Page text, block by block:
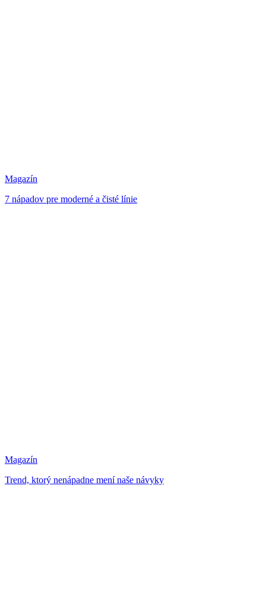
Magazín
7 nápadov pre moderné a čisté línie
Magazín
Trend, ktorý nenápadne mení naše návyky